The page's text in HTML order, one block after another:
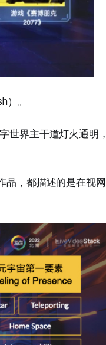
。
世界主干道灯火通明，
品，都描述的是在视网